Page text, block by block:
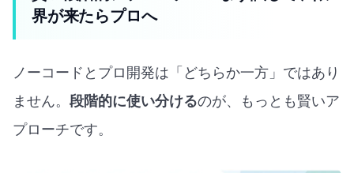
界が来たらプロへ
ノーコードとプロ開発は「どちらか一方」ではあり
ません。 段階的に使い分けるのが、もっとも賢いア
プローチです。